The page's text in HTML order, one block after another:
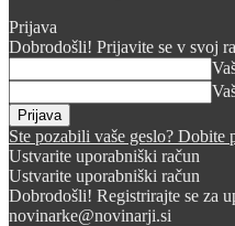
Prijava
Dobrodošli! Prijavite se v svoj
Ste pozabili vaše geslo? Dobite
Ustvarite uporabniški račun
Ustvarite uporabniški račun
Dobrodošli! Registrirajte se za
novinarke@novinarji.si